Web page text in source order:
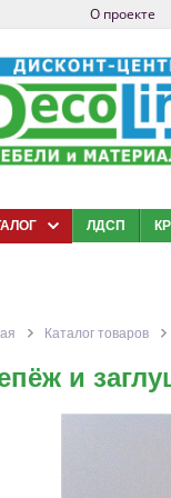
О проекте
ЛДСП
Каталог товаров
и